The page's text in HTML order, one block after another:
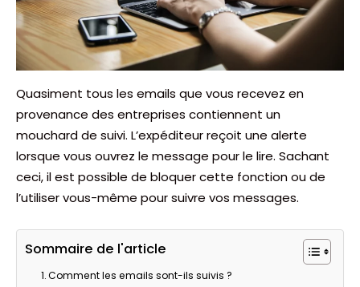
Quasiment tous les emails que vous recevez en
provenance des entreprises contiennent un
mouchard de suivi. L’expéditeur reçoit une alerte
lorsque vous ouvrez le message pour le lire. Sachant
ceci, il est possible de bloquer cette fonction ou de
l’utiliser vous-même pour suivre vos messages.
Sommaire de l'article
Comment les emails sont-ils suivis ?